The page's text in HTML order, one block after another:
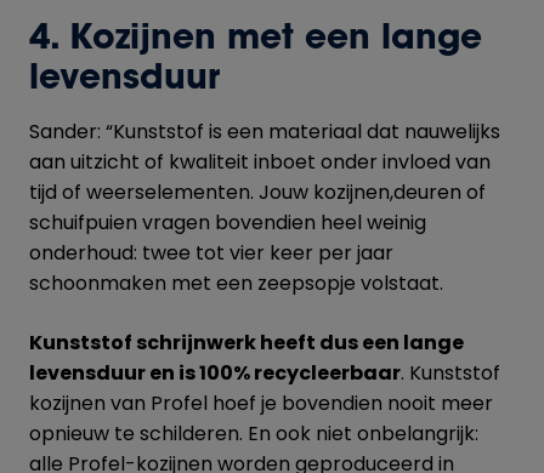
4. Kozijnen met een lange
levensduur
Sander: “Kunststof is een materiaal dat nauwelijks
aan uitzicht of kwaliteit inboet onder invloed van
tijd of weerselementen. Jouw kozijnen,deuren of
schuifpuien vragen bovendien heel weinig
onderhoud: twee tot vier keer per jaar
schoonmaken met een zeepsopje volstaat.
Kunststof schrijnwerk heeft dus een lange
levensduur en is 100% recycleerbaar. Kunststof
kozijnen van Profel hoef je bovendien nooit meer
opnieuw te schilderen. En ook niet onbelangrijk:
alle Profel-kozijnen worden geproduceerd in